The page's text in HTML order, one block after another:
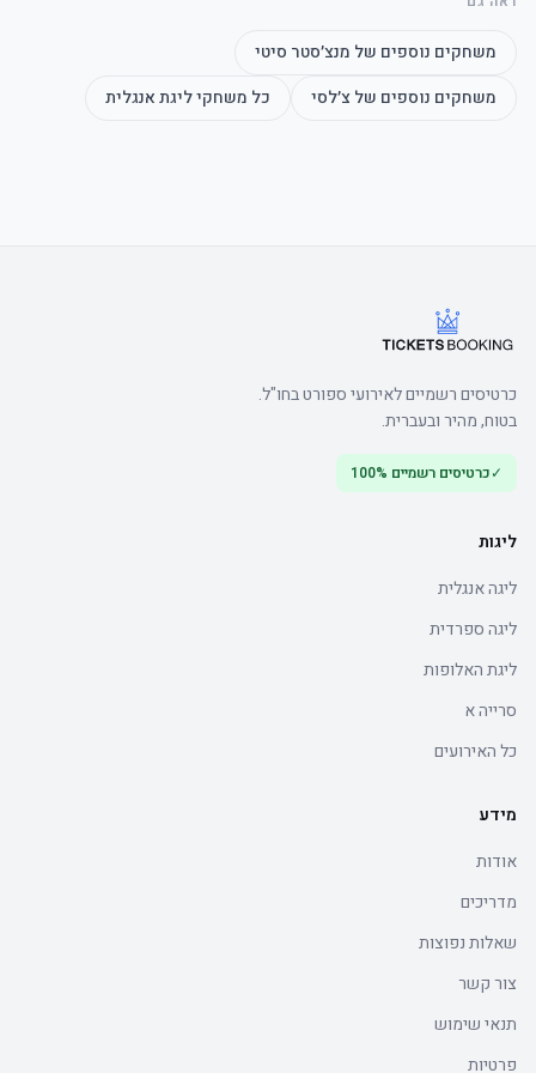
משחקים נוספים של מנצ׳סטר סיטי
משחקים נוספים שלצ׳לסי כל משחקיליגת אנגלית
כרטיסים רשמיים לאירועי ספורט בחו"ל.
בטוח, מהיר ובעברית.
✓כרטיסים רשמיים 100%
ליגות
ליגה אנגלית
ליגה ספרדית
ליגת האלופות
סרייה א
כל האירועים
מידע
אודות
מדריכים
שאלות נפוצות
צור קשר
תנאי שימוש
פרטיות